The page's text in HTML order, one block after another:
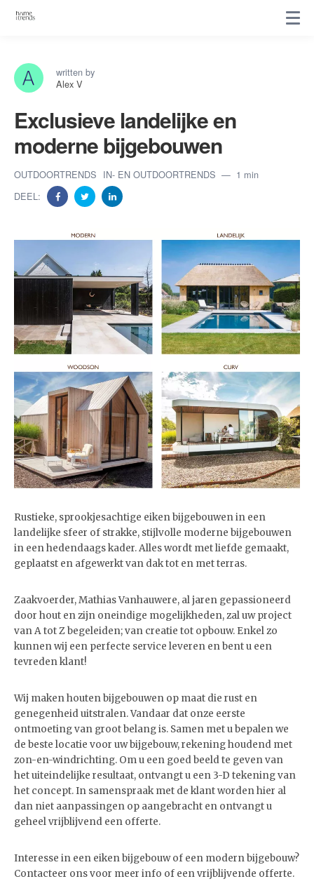
written by
Alex V
Exclusieve landelijke en
moderne bijgebouwen
OUTDOORTRENDS IN- EN OUTDOORTRENDS
1 min
DEEL:
Rustieke, sprookjesachtige eiken bijgebouwen in een
landelijke sfeer of strakke, stijlvolle moderne bijgebouwen
in een hedendaags kader. Alles wordt met liefde gemaakt,
geplaatst en afgewerkt van dak tot en met terras.
Zaakvoerder, Mathias Vanhauwere, al jaren gepassioneerd
door hout en zijn oneindige mogelijkheden, zal uw project
van A tot Z begeleiden; van creatie tot opbouw. Enkel zo
kunnen wij een perfecte service leveren en bent u een
tevreden klant!
Wij maken houten bijgebouwen op maat die rust en
genegenheid uitstralen. Vandaar dat onze eerste
ontmoeting van groot belang is. Samen met u bepalen we
de beste locatie voor uw bijgebouw, rekening houdend met
zon-en-windrichting. Om u een goed beeld te geven van
het uiteindelijke resultaat, ontvangt u een 3-D tekening van
het concept. In samenspraak met de klant worden hier al
dan niet aanpassingen op aangebracht en ontvangt u
geheel vrijblijvend een offerte.
Interesse in een eiken bijgebouw of een modern bijgebouw?
Contacteer ons voor meer info of een vrijblijvende offerte.